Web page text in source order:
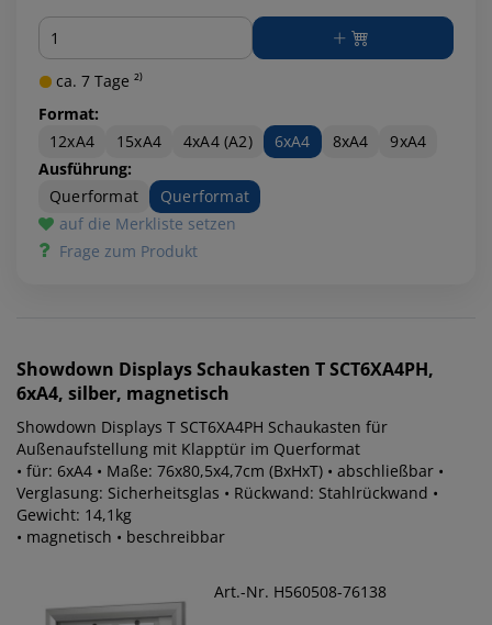
Menge
ca. 7 Tage ²⁾
Format:
12xA4
15xA4 4xA4 (A2) 6xA4 8xA4
9xA4
Ausführung:
Querformat
Querformat
auf die Merkliste setzen
Frage zum Produkt
Showdown DisplaysSchaukasten T SCT6XA4PH,
6xA4, silber, magnetisch
Showdown Displays T SCT6XA4PH Schaukasten für
Außenaufstellung mit Klapptür im Querformat
• für: 6xA4 • Maße: 76x80,5x4,7cm (BxHxT) • abschließbar •
Verglasung: Sicherheitsglas • Rückwand: Stahlrückwand •
Gewicht: 14,1kg
• magnetisch • beschreibbar
Art.-Nr. H560508-76138